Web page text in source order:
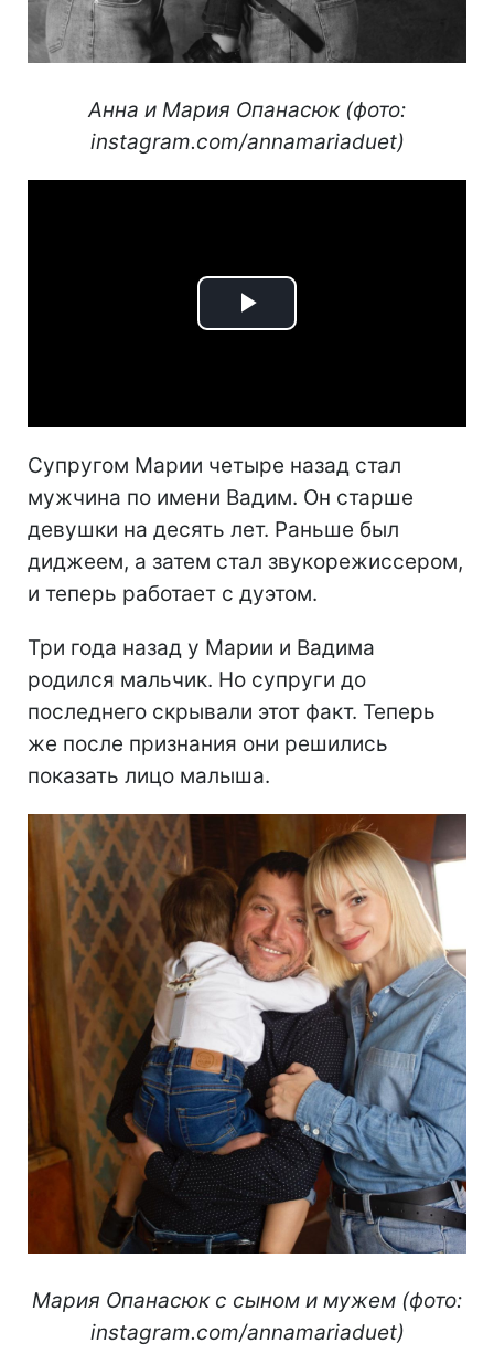
Анна и Мария Опанасюк (фото:
instagram.com/annamariaduet)
Play
Супругом Марии четыре назад стал
мужчина по имени Вадим. Он старше
девушки на десять лет. Раньше был
диджеем, а затем стал звукорежиссером,
и теперь работает с дуэтом.
Три года назад у Марии и Вадима
родился мальчик. Но супруги до
последнего скрывали этот факт. Теперь
же после признания они решились
показать лицо малыша.
Мария Опанасюк с сыном и мужем (фото:
instagram.com/annamariaduet)